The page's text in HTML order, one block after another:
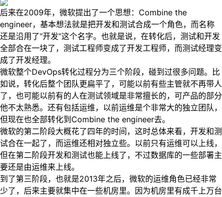
后来在2009年，微软提出了一个思想：Combine the
engineer，基本想法就是把开发和测试合成一个角色，而名称
还是沿用了“开发”这个名字。也就是说，在转化后，测试和开发
全部合在一块了，测试工程师变成了开发工程师，而测试经理变
成了开发经理。
微软整个DevOps转化过程分为三个阶段，碰到过很多问题。比
如说，转化后整个团队更扁平了，可能以前有些主管就不再带人
了，也可能以前有的人在测试领域是非常擅长的，可产品的部分
他不太熟悉。还有包括运维，以前运维是个非常大的独立团队，
但现在也全部转化到Combine the engineer去。
微软的第二阶段大概花了四年的时间，这时总体来看，开发和测
试合在一起了，而运维还相对独立些。以前只有运维可以上线，
但在第二阶段开发和测试也能上线了，不过数据库的一些部署主
要还是由运维来上线。
到了第三阶段，也就是2013年之后，微软的运维角色已经非常
少了，后来主要就集中在一些机房里。因为机房里有成千上万台